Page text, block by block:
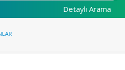
Detaylı Arama